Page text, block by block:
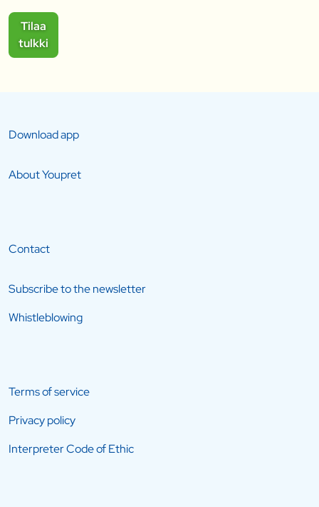
Tilaa
tulkki
Download app
About Youpret
Contact
Subscribe to the newsletter
Whistleblowing
Terms of service
Privacy policy
Interpreter Code of Ethic